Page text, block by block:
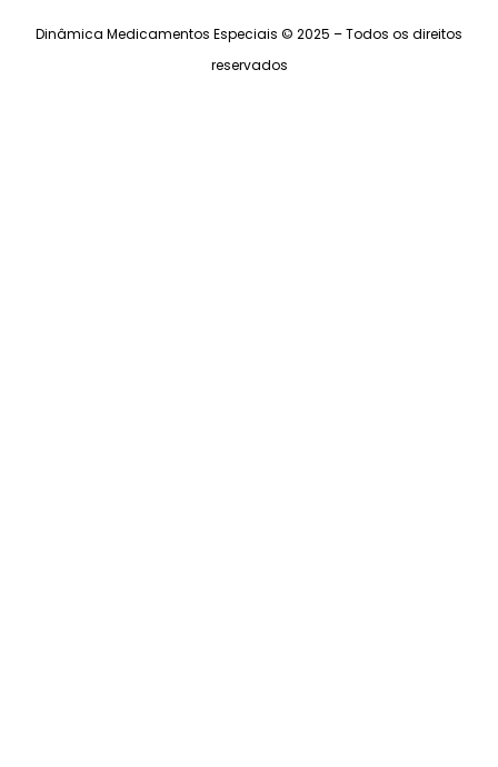
Dinâmica Medicamentos Especiais © 2025 – Todos os direitos
reservados